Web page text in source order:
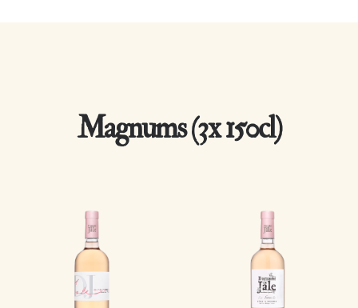
Magnums (3x 150cl)